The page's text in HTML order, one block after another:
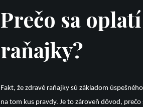
Prečo sa
raňajky?
Fakt, že zdravé raňajky sú základom
na tom kus pravdy. Je to zároveň dôvod,